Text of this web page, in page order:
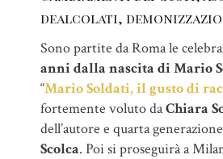
dealcolati,
Sono partite da Roma le
anni dalla nascita di Mario
“Mario Soldati, il gusto di
fortemente voluto daChiara
dell’autore e quarta
Scolca. Poi si proseguirà a